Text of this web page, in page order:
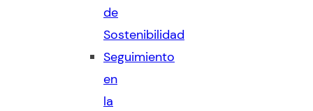
de
Sostenibilidad
Seguimiento
en
la